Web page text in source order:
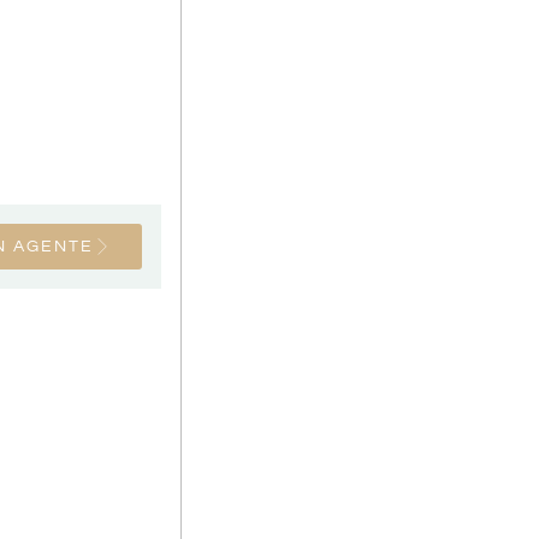
AGENTE